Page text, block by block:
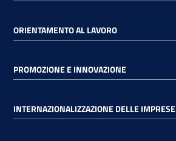
Seguici
ORIENTAMENTO AL LAVORO
PROMOZIONE E INNOVAZIONE
INTERNAZIONALIZZAZIONE DELLE IMPRESE